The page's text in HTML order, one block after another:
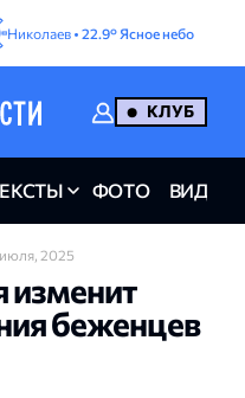
Николаев • 22.9° Ясное небо
КЛУБ
ФОТО ВИДЕО
июля, 2025
изменит
беженцев